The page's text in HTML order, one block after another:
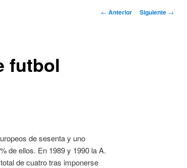
Navegación
← Anterior Siguiente →
futbol
de sesenta y uno
de ellos. En 1989 y 1990 la A.
de cuatro tras imponerse